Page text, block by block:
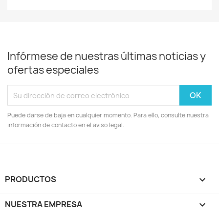
Infórmese de nuestras últimas noticias y
ofertas especiales
Puede darse de baja en cualquier momento. Para ello, consulte nuestra
información de contacto en el aviso legal.
PRODUCTOS 
NUESTRA EMPRESA 
Cancelar Crear lista de deseos